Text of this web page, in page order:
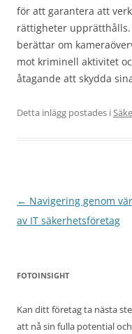
för att garantera att
rättigheter upprätthålls.
berättar om
mot kriminell aktivitet
åtagande att skydda
Detta inlägg postades i
Inläggsnavigering
← Navigering genom
av IT säkerhetsföretag
FOTOINSIGHT
Kan ditt företag ta nästa
att nå sin fulla potential